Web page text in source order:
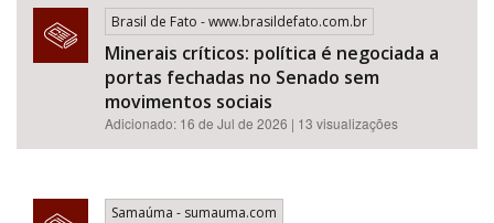
Brasil de Fato - www.brasildefato.com.br
Minerais críticos: política é negociada a
portas fechadas no Senado sem
movimentos sociais
Adicionado: 16 de Jul de 2026 | 13 visualizações
Samaúma - sumauma.com